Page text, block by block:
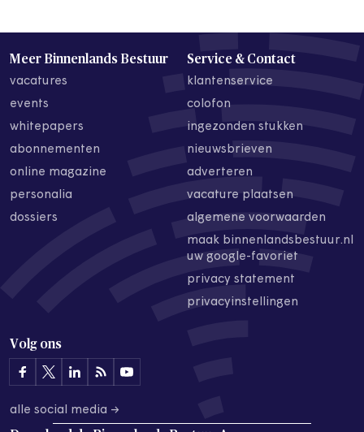
Meer Binnenlands Bestuur
vacatures
events
whitepapers
abonnementen
online magazine
personalia
dossiers
Service & Contact
klantenservice
colofon
ingezonden stukken
nieuwsbrieven
adverteren
vacature plaatsen
algemene voorwaarden
maak binnenlandsbestuur.nl
uw google-favoriet
privacy statement
privacyinstellingen
Volg ons
alle social media →